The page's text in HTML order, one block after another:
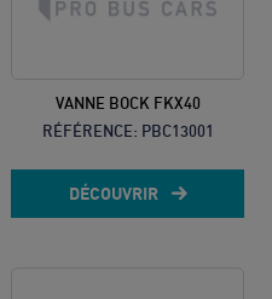
VANNE BOCK FKX40
RÉFÉRENCE: PBC13001
DÉCOUVRIR